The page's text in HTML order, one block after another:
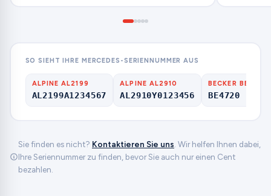
SO SIEHT IHRE MERCEDES-SERIENNUMMER AUS
ALPINE AL2199
AL2199A1234567
ALPINE AL2910
AL2910Y0123456
BECKER BE
BE4720
Sie finden es nicht? Kontaktieren Sie uns . Wir helfen Ihnen dabei,
Ihre Seriennummer zu finden, bevor Sie auch nur einen Cent
bezahlen.